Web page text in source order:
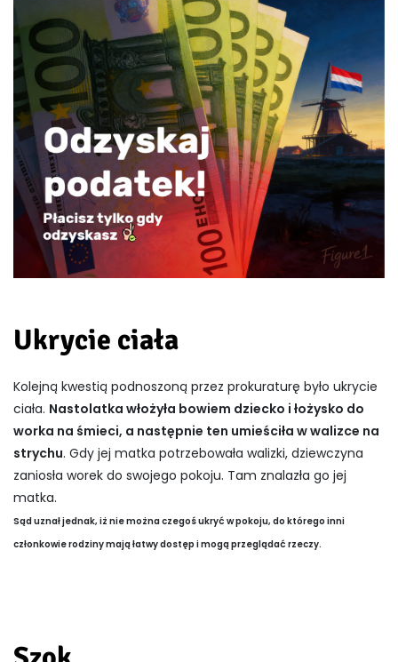
Ukrycie ciała
Kolejną kwestią podnoszoną przez prokuraturę było ukrycie
ciała. Nastolatka włożyła bowiem dziecko i łożysko do
worka na śmieci, a następnie ten umieściła w walizce na
strychu. Gdy jej matka potrzebowała walizki, dziewczyna
zaniosła worek do swojego pokoju. Tam znalazła go jej
matka.
Sąd uznał jednak, iż nie można czegoś ukryć w pokoju, do którego inni
członkowie rodziny mają łatwy dostęp i mogą przeglądać rzeczy.